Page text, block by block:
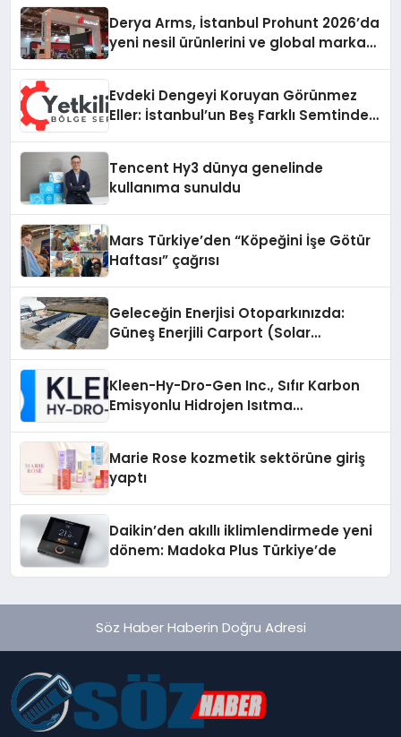
Derya Arms, İstanbul Prohunt 2026’da
yeni nesil ürünlerini ve global marka
Evdeki Dengeyi Koruyan Görünmez
Eller: İstanbul’un Beş Farklı Semtinde
Tencent Hy3 dünya genelinde
kullanıma sunuldu
Mars Türkiye’den “Köpeğini İşe Götür
Haftası” çağrısı
Geleceğin Enerjisi Otoparkınızda:
Güneş Enerjili Carport (Solar
Kleen-Hy-Dro-Gen Inc., Sıfır Karbon
Emisyonlu Hidrojen Isıtma
Marie Rose kozmetik sektörüne giriş
yaptı
Daikin’den akıllı iklimlendirmede yeni
dönem: Madoka Plus Türkiye’de
Söz Haber Haberin Doğru Adresi